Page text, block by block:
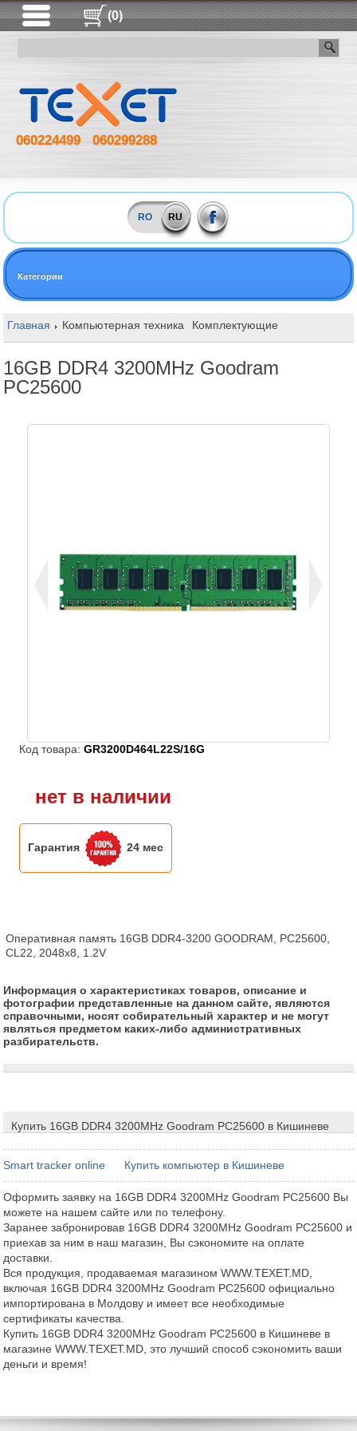
(0)
060224499 060299288
RO RU
Категории
Главная Компьютерная техника Комплектующие
16GB DDR4 3200MHz Goodram
PC25600
Код товара:GR3200D464L22S/16G
нет в наличии
Гарантия 24 мес
Оперативная память 16GB DDR4-3200 GOODRAM, PC25600,
CL22, 2048x8, 1.2V
Информация о характеристиках товаров, описание и
фотографии представленные на данном сайте, являются
справочными, носят собирательный характер и не могут
являться предметом каких-либо административных
разбирательств.
Купить 16GB DDR4 3200MHz Goodram PC25600 в Кишиневе
Smart tracker online Купить компьютер в Кишиневе
Оформить заявку на 16GB DDR4 3200MHz Goodram PC25600 Вы
можете на нашем сайте или по телефону.
Заранее забронировав 16GB DDR4 3200MHz Goodram PC25600 и
приехав за ним в наш магазин, Вы сэкономите на оплате
доставки.
Вся продукция, продаваемая магазином WWW.TEXET.MD,
включая 16GB DDR4 3200MHz Goodram PC25600 официально
импортирована в Молдову и имеет все необходимые
сертификаты качества.
Купить 16GB DDR4 3200MHz Goodram PC25600 в Кишиневе в
магазине WWW.TEXET.MD, это лучший способ сэкономить ваши
деньги и время!